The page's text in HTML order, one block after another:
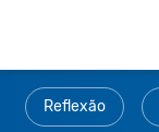
Reflexão